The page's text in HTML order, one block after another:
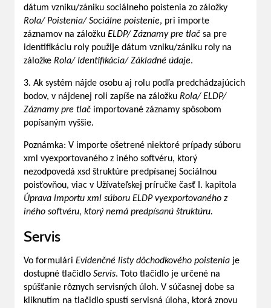
dátum vzniku/zániku sociálneho poistenia zo záložky
Rola/ Poistenia/ Sociálne poistenie, pri importe
záznamov na záložku ELDP/ Záznamy pre tlač sa pre
identifikáciu roly použije dátum vzniku/zániku roly na
záložke Rola/ Identifikácia/ Základné údaje.
3. Ak systém nájde osobu aj rolu podľa predchádzajúcich
bodov, v nájdenej roli zapíše na záložku Rola/ ELDP/
Záznamy pre tlač importované záznamy spôsobom
popísaným vyššie.
Poznámka: V importe ošetrené niektoré prípady súboru
xml vyexportovaného z iného softvéru, ktorý
nezodpovedá xsd štruktúre predpísanej Sociálnou
poisťovňou, viac v Užívateľskej príručke časť I. kapitola
Úprava importu xml súboru ELDP vyexportovaného z
iného softvéru, ktorý nemá predpísanú štruktúru.
Servis
Vo formulári Evidenčné listy dôchodkového poistenia je
dostupné tlačidlo Servis. Toto tlačidlo je určené na
spúšťanie rôznych servisných úloh. V súčasnej dobe sa
kliknutím na tlačidlo spustí servisná úloha, ktorá znovu